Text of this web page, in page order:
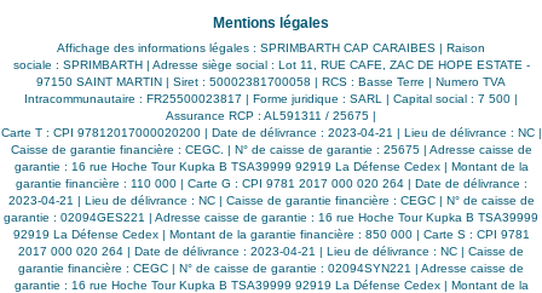
Mentions légales
Affichage des informations légales : SPRIMBARTH CAP CARAIBES | Raison
sociale : SPRIMBARTH | Adresse siège social : Lot 11, RUE CAFE, ZAC DE HOPE ESTATE -
97150 SAINT MARTIN | Siret : 50002381700058 | RCS : Basse Terre | Numero TVA
Intracommunautaire : FR25500023817 | Forme juridique : SARL | Capital social : 7 500 |
Assurance RCP : AL591311 / 25675 |
Carte T : CPI 97812017000020200 | Date de délivrance : 2023-04-21 | Lieu de délivrance : NC |
Caisse de garantie financière : CEGC. | N° de caisse de garantie : 25675 | Adresse caisse de
garantie : 16 rue Hoche Tour Kupka B TSA39999 92919 La Défense Cedex | Montant de la
garantie financière : 110 000 | Carte G : CPI 9781 2017 000 020 264 | Date de délivrance :
2023-04-21 | Lieu de délivrance : NC | Caisse de garantie financière : CEGC | N° de caisse de
garantie : 02094GES221 | Adresse caisse de garantie : 16 rue Hoche Tour Kupka B TSA39999
92919 La Défense Cedex | Montant de la garantie financière : 850 000 | Carte S : CPI 9781
2017 000 020 264 | Date de délivrance : 2023-04-21 | Lieu de délivrance : NC | Caisse de
garantie financière : CEGC | N° de caisse de garantie : 02094SYN221 | Adresse caisse de
garantie : 16 rue Hoche Tour Kupka B TSA39999 92919 La Défense Cedex | Montant de la